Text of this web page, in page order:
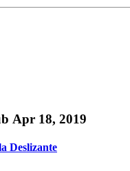
Apr 18, 2019
Deslizante